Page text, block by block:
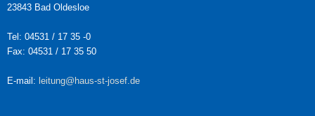
23843 Bad Oldesloe
Tel: 04531 / 17 35 -0
Fax: 04531 / 17 35 50
E-mail: leitung@haus-st-josef.de